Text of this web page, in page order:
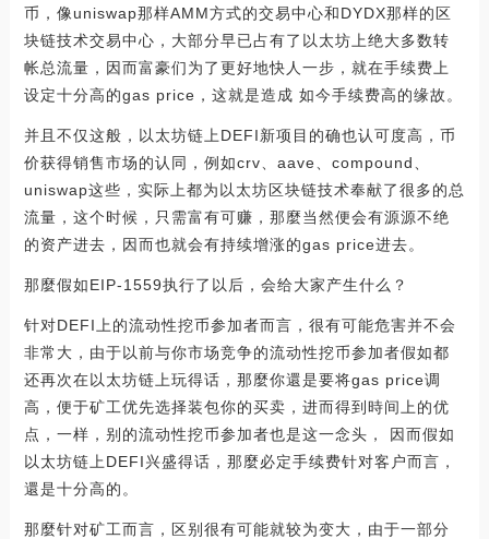
币，像uniswap那样AMM方式的交易中心和DYDX那样的区
块链技术交易中心，大部分早已占有了以太坊上绝大多数转
帐总流量，因而富豪们为了更好地快人一步，就在手续费上
设定十分高的gas price，这就是造成 如今手续费高的缘故。
并且不仅这般，以太坊链上DEFI新项目的确也认可度高，币
价获得销售市场的认同，例如crv、aave、compound、
uniswap这些，实际上都为以太坊区块链技术奉献了很多的总
流量，这个时候，只需富有可赚，那麼当然便会有源源不绝
的资产进去，因而也就会有持续增涨的gas price进去。
那麼假如EIP-1559执行了以后，会给大家产生什么？
针对DEFI上的流动性挖币参加者而言，很有可能危害并不会
非常大，由于以前与你市场竞争的流动性挖币参加者假如都
还再次在以太坊链上玩得话，那麼你還是要将gas price调
高，便于矿工优先选择装包你的买卖，进而得到時间上的优
点，一样，别的流动性挖币参加者也是这一念头， 因而假如
以太坊链上DEFI兴盛得话，那麼必定手续费针对客户而言，
還是十分高的。
那麼针对矿工而言，区别很有可能就较为变大，由于一部分